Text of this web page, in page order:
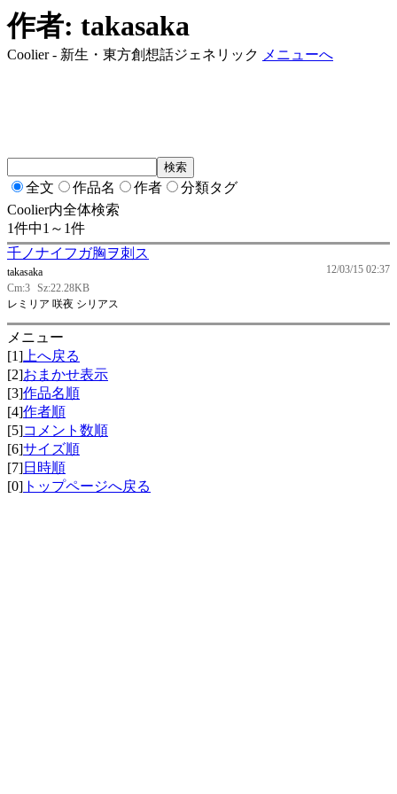
作者: takasaka
Coolier - 新生・東方創想話ジェネリック メニューへ
全文 作品名 作者
分類タグ
Coolier内全体検索
1件中1～1件
千ノナイフガ胸ヲ刺ス
12/03/15 02:37
takasaka
Cm:3 Sz:22.28KB
レミリア 咲夜 シリアス
メニュー
[1] 上へ戻る
[2]おまかせ表示
[3]作品名順
[4]作者順
[5]コメント数順
[6]サイズ順
[7]日時順
[0] トップページへ戻る